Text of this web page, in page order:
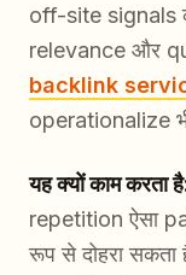
off-site signals
relevance और
backlink
operationalize
यह क्यों काम करता
repetition ऐसा
रूप से दोहरा सकता